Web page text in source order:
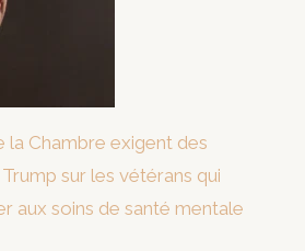
la Chambre exigent des
sur les vétérans qui
aux soins de santé mentale